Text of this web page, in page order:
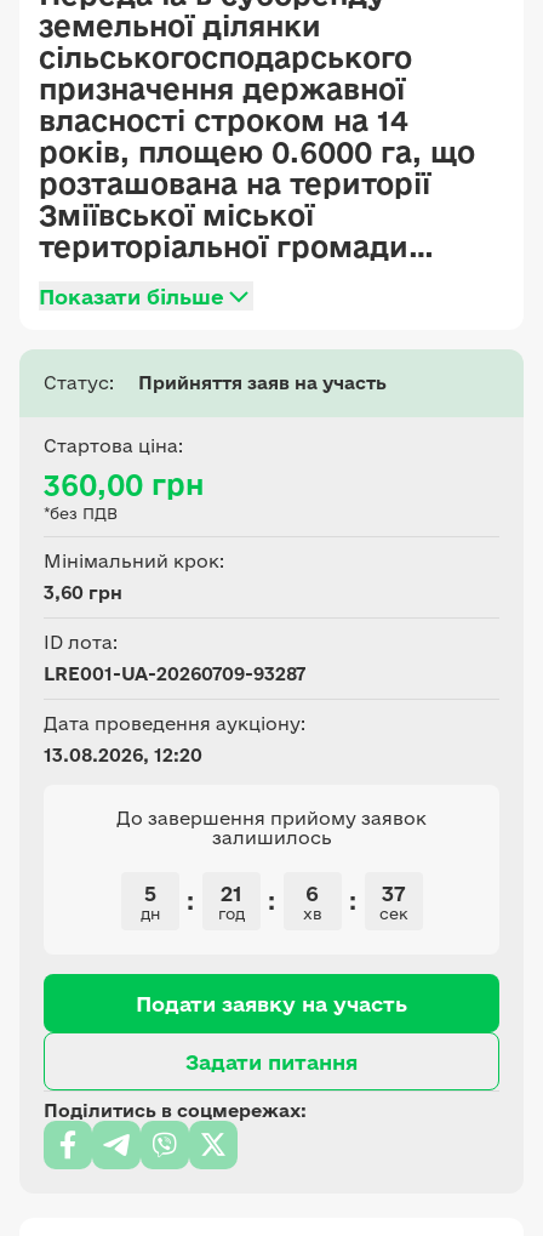
земельної ділянки
сільськогосподарського
призначення державної
власності строком на 14
років, площею 0.6000 га, що
розташована на території
Зміївської міської
територіальної громади
Великогомільшанської
району) Чугуївського району
Харківської області,
кадастровий номер
6321781500:02:000:0105,
цільове призначення - 01.01
Для ведення товарного
сільськогосподарського
виробництва.
Показати більше
Статус: Прийняття заяв на участь
Стартова ціна:
360,00 грн
*без ПДВ
Мінімальний крок:
3,60 грн
ID лота:
LRE001-UA-20260709-93287
Дата проведення аукціону:
13.08.2026, 12:20
До завершення прийому заявок
залишилось
5
дн : 21
год : 6
хв : 37
сек
Подати заявку на участь
Задати питання
Поділитись в соцмережах: